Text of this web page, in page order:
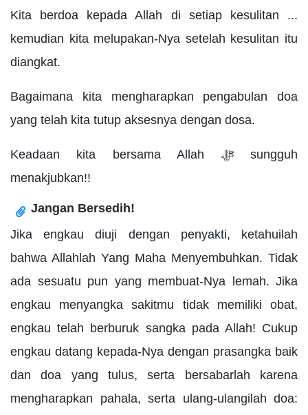
Kita berdoa kepada Allah di setiap kesulitan ...
kemudian kita melupakan-Nya setelah kesulitan itu
diangkat.
Bagaimana kita mengharapkan pengabulan doa
yang telah kita tutup aksesnya dengan dosa.
Keadaan kita bersama Allah ﷻ sungguh
menakjubkan!!
Jangan Bersedih!
Jika engkau diuji dengan penyakti, ketahuilah
bahwa Allahlah Yang Maha Menyembuhkan. Tidak
ada sesuatu pun yang membuat-Nya lemah. Jika
engkau menyangka sakitmu tidak memiliki obat,
engkau telah berburuk sangka pada Allah! Cukup
engkau datang kepada-Nya dengan prasangka baik
dan doa yang tulus, serta bersabarlah karena
mengharapkan pahala, serta ulang-ulangilah doa: